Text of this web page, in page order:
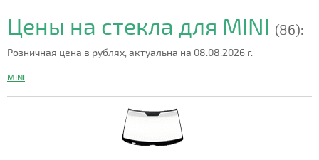
Цены на стекла для MINI (86):
Розничная цена в рублях, актуальна на 08.08.2026 г.
MINI